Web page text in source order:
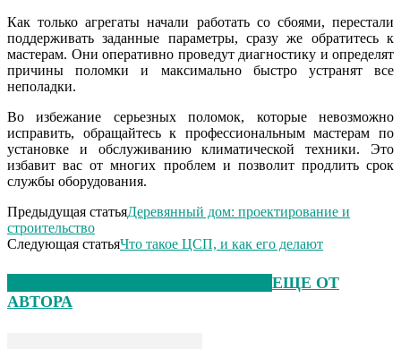
Как только агрегаты начали работать со сбоями, перестали
поддерживать заданные параметры, сразу же обратитесь к
мастерам. Они оперативно проведут диагностику и определят
причины поломки и максимально быстро устранят все
неполадки.
Во избежание серьезных поломок, которые невозможно
исправить, обращайтесь к профессиональным мастерам по
установке и обслуживанию климатической техники. Это
избавит вас от многих проблем и позволит продлить срок
службы оборудования.
Предыдущая статьяДеревянный дом: проектирование и
строительство
Следующая статьяЧто такое ЦСП, и как его делают
ЕЩЕ ОТ
АВТОРА